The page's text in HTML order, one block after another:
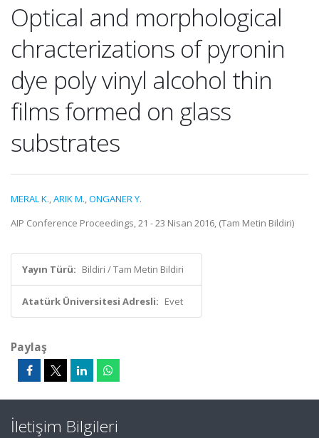
Optical and morphological
chracterizations of pyronin
dye poly vinyl alcohol thin
films formed on glass
substrates
MERAL K.,ARIK M.,ONGANER Y.
AIP Conference Proceedings, 21 - 23 Nisan 2016, (Tam Metin Bildiri)
Yayın Türü: Bildiri / Tam Metin Bildiri
Atatürk Üniversitesi Adresli: Evet
Paylaş
İletişim Bilgileri